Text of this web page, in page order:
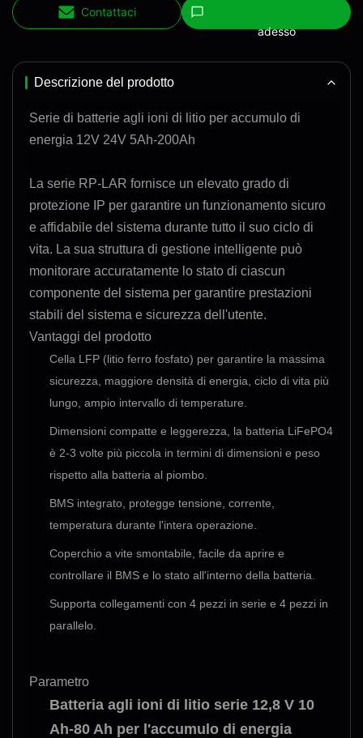
Contattaci
adesso
Descrizione del prodotto
Serie di batterie agli ioni di litio per accumulo di
energia 12V 24V 5Ah-200Ah
La serie RP-LAR fornisce un elevato grado di
protezione IP per garantire un funzionamento sicuro
e affidabile del sistema durante tutto il suo ciclo di
vita. La sua struttura di gestione intelligente può
monitorare accuratamente lo stato di ciascun
componente del sistema per garantire prestazioni
stabili del sistema e sicurezza dell'utente.
Vantaggi del prodotto
Cella LFP (litio ferro fosfato) per garantire la massima
sicurezza, maggiore densità di energia, ciclo di vita più
lungo, ampio intervallo di temperature.
Dimensioni compatte e leggerezza, la batteria LiFePO4
è 2-3 volte più piccola in termini di dimensioni e peso
rispetto alla batteria al piombo.
BMS integrato, protegge tensione, corrente,
temperatura durante l'intera operazione.
Coperchio a vite smontabile, facile da aprire e
controllare il BMS e lo stato all'interno della batteria.
Supporta collegamenti con 4 pezzi in serie e 4 pezzi in
parallelo.
Parametro
Batteria agli ioni di litio serie 12,8 V 10
Ah-80 Ah per l'accumulo di energia